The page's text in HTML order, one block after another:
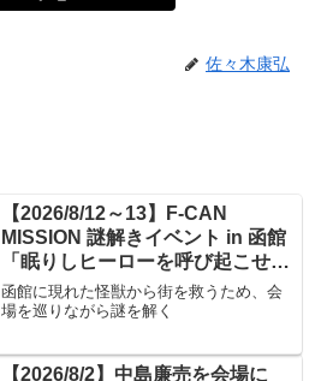
佐々木康弘
【2026/8/12～13】F-CAN
MISSION 謎解きイベント in 函館
「眠りしヒーローを呼び起こせ」
（北斗市）
函館に現れた怪獣から街を救うため、会
場を巡りながら謎を解く
【2026/8/2】中島廉売を会場に